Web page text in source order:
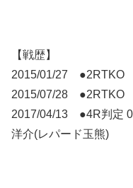
【戦歴】
2015/01/27 ●2RTKO
2015/07/28 ●2RTKO
2017/04/13 ●4R判定
洋介(レパード玉熊)